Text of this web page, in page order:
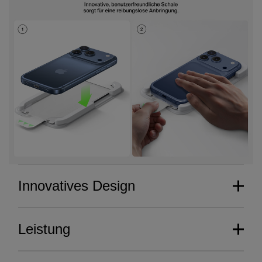
Innovatives Design
Leistung